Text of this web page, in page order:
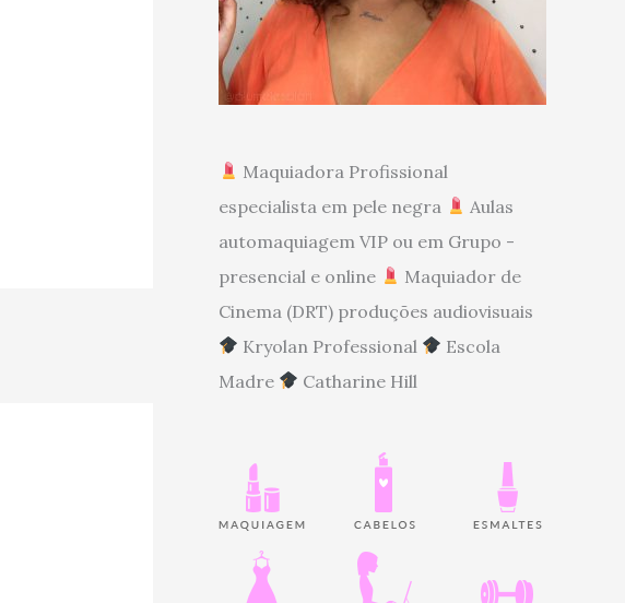
Maquiadora Profissional
especialista em pele negra
Aulas
automaquiagem VIP ou em Grupo -
presencial e online
Maquiador de
Cinema (DRT) produções audiovisuais
Kryolan Professional
Escola
Madre
Catharine Hill